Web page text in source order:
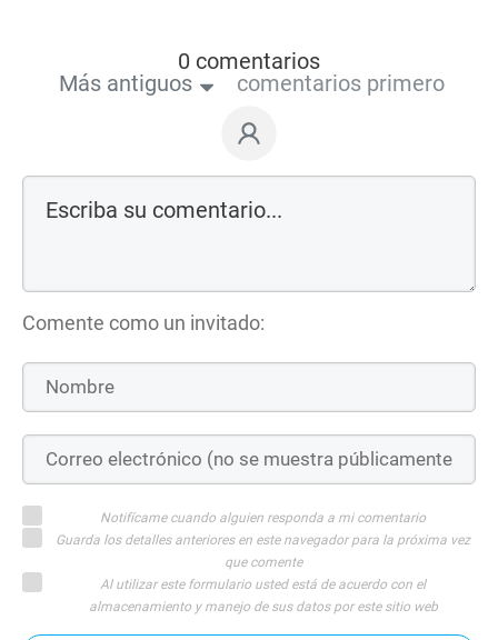
0 comentarios
Más antiguos
comentarios primero
Comente como un invitado:
Notifícame cuando alguien responda a mi comentario
Guarda los detalles anteriores en este navegador para la próxima vez
que comente
Al utilizar este formulario usted está de acuerdo con el
almacenamiento y manejo de sus datos por este sitio web